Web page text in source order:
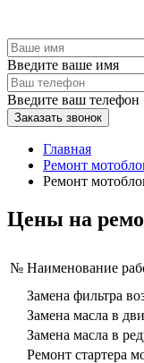
Введите ваше имя
Введите ваш телефон
Заказать звонок
Главная
Ремонт
Ремонт
Цены на
№ Наименование
Замена фильтра
Замена масла в
Замена масла в
Ремонт стартера